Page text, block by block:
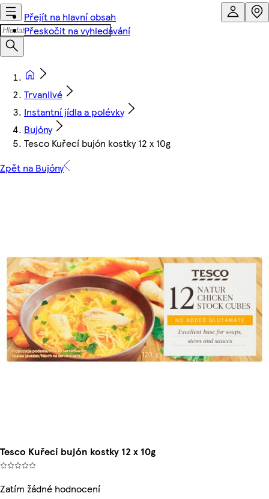
Přejít na hlavní obsah
Přeskočit na vyhledávání
Trvanlivé
Instantní jídla a polévky
Bujóny
Tesco Kuřecí bujón kostky 12 x 10g
Zpět na Bujóny
Tesco Kuřecí bujón kostky 12 x 10g
Zatím žádné hodnocení